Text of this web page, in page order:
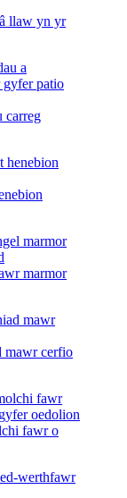
llaw yn yr
carreg
marmor
mawr cerfio
fawr o